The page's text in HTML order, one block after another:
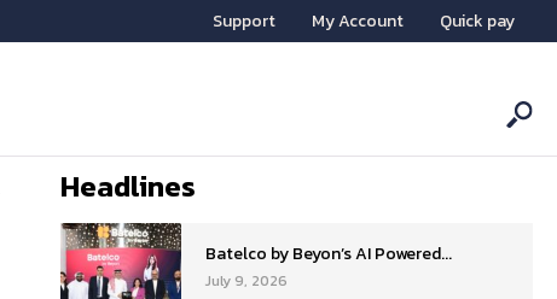
Support My Account Quick pay
Headlines
Batelco by Beyon’s AI Powered...
July 9, 2026